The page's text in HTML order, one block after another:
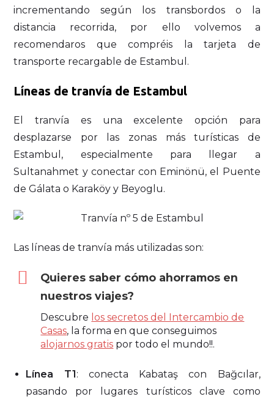
incrementando según los transbordos o la
distancia recorrida, por ello volvemos a
recomendaros que compréis la tarjeta de
transporte recargable de Estambul.
Líneas de tranvía de Estambul
El tranvía es una excelente opción para
desplazarse por las zonas más turísticas de
Estambul, especialmente para llegar a
Sultanahmet y conectar con Eminönü, el Puente
de Gálata o Karaköy y Beyoglu.
Las líneas de tranvía más utilizadas son:
Quieres saber cómo ahorramos en
nuestros viajes?
Descubre los secretos del Intercambio de
Casas, la forma en que conseguimos
alojarnos gratis por todo el mundo!!.
Línea T1: conecta Kabataş con Bağcılar,
pasando por lugares turísticos clave como